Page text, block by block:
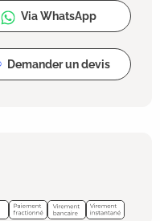
Via WhatsApp
Demander un devis